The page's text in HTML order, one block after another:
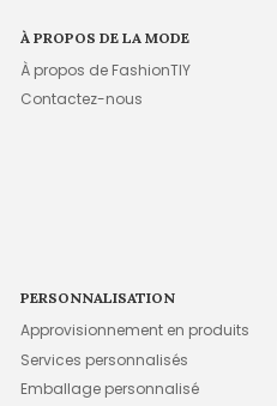
À PROPOS DE LA MODE
À propos de FashionTIY
Contactez-nous
PERSONNALISATION
Approvisionnement en produits
Services personnalisés
Emballage personnalisé